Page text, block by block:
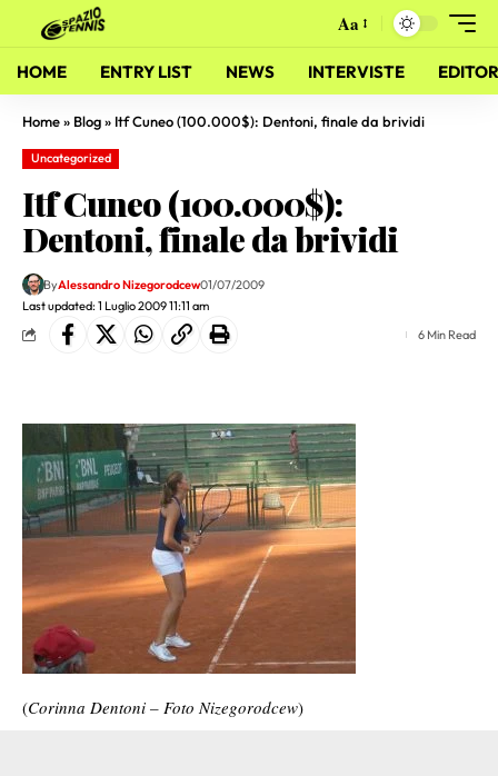
Aa
HOME ENTRY LIST NEWS INTERVISTE
Home» Blog» Itf Cuneo (100.000$): Dentoni, finale da brividi
Uncategorized
Itf Cuneo (100.000$):
Dentoni, finale da brividi
Last updated: 1 Luglio 2009 11:11 am
ByAlessandro Nizegorodcew01/07/2009
6 Min Read
(Corinna Dentoni – Foto Nizegorodcew)